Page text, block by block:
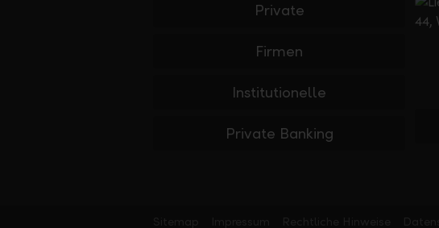
Private
Firmen
Institutionelle
Private Banking